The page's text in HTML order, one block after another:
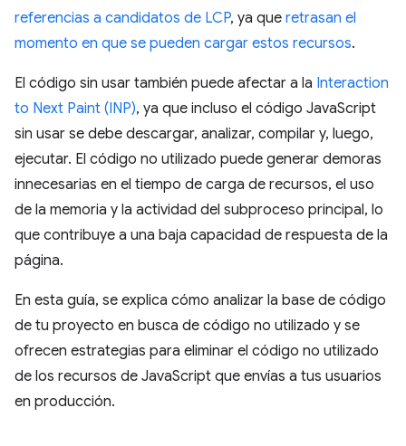
referencias a candidatos de LCP, ya que retrasan el
momento en que se pueden cargar estos recursos.
El código sin usar también puede afectar a la Interaction
to Next Paint (INP), ya que incluso el código JavaScript
sin usar se debe descargar, analizar, compilar y, luego,
ejecutar. El código no utilizado puede generar demoras
innecesarias en el tiempo de carga de recursos, el uso
de la memoria y la actividad del subproceso principal, lo
que contribuye a una baja capacidad de respuesta de la
página.
En esta guía, se explica cómo analizar la base de código
de tu proyecto en busca de código no utilizado y se
ofrecen estrategias para eliminar el código no utilizado
de los recursos de JavaScript que envías a tus usuarios
en producción.